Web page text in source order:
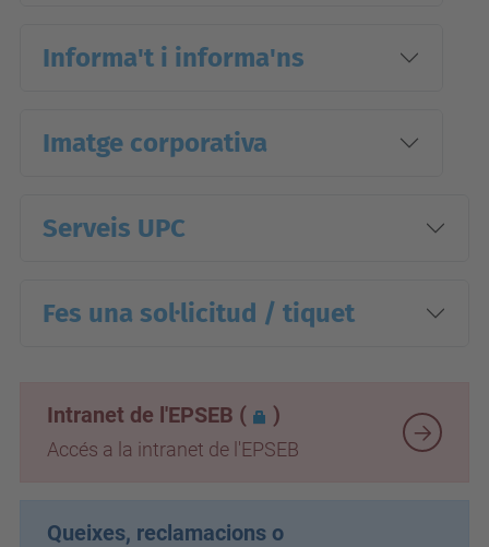
Informa't i informa'ns
Imatge corporativa
Serveis UPC
Fes una sol·licitud / tiquet
Intranet de l'EPSEB ( )
Accés a la intranet de l'EPSEB
Queixes, reclamacions o